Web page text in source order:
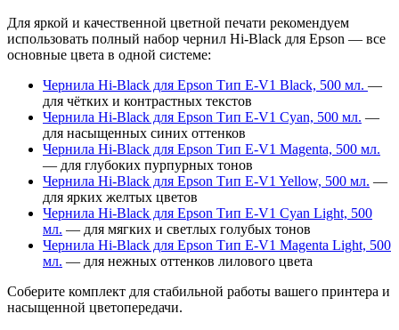
Для яркой и качественной цветной печати рекомендуем
использовать полный набор чернил Hi-Black для Epson — все
основные цвета в одной системе:
Чернила Hi-Black для Epson Тип E-V1 Black, 500 мл. —
для чётких и контрастных текстов
Чернила Hi-Black для Epson Тип E-V1 Cyan, 500 мл. —
для насыщенных синих оттенков
Чернила Hi-Black для Epson Тип E-V1 Magenta, 500 мл.
— для глубоких пурпурных тонов
Чернила Hi-Black для Epson Тип E-V1 Yellow, 500 мл. —
для ярких желтых цветов
Чернила Hi-Black для Epson Тип E-V1 Cyan Light, 500
мл. — для мягких и светлых голубых тонов
Чернила Hi-Black для Epson Тип E-V1 Magenta Light, 500
мл. — для нежных оттенков лилового цвета
Соберите комплект для стабильной работы вашего принтера и
насыщенной цветопередачи.